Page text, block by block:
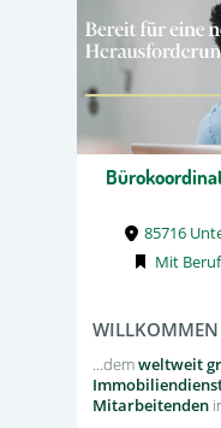
85716
Mit
WILLKOMMEN
...demweltweit
Mitarbeitenden